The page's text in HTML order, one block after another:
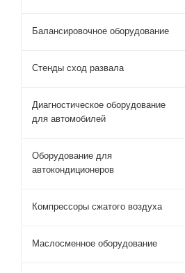
Балансировочное оборудование
Стенды сход развала
Диагностическое оборудование
для автомобилей
Оборудование для
автокондиционеров
Компрессоры сжатого воздуха
Маслосменное оборудование